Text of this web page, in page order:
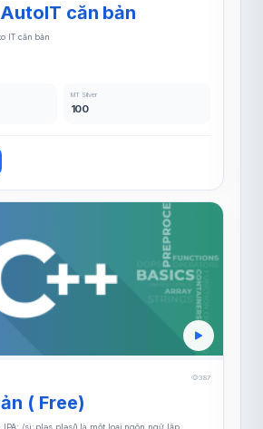
căn bản
IT căn bản
MT Silver
100
387
( Free)
IPA: /siː pləs pləs/) là một loại ngôn ngữ lập